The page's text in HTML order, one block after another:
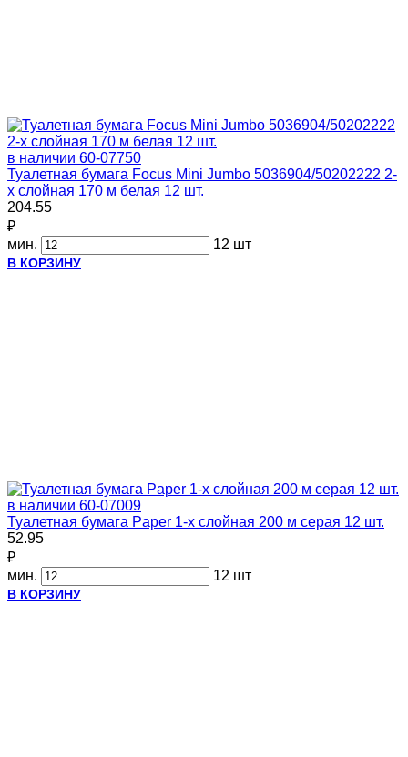
в наличии 60-07750
Туалетная бумага Focus Mini Jumbo 5036904/50202222 2-
х слойная 170 м белая 12 шт.
204.55
₽
мин.
12 шт
В КОРЗИНУ
в наличии 60-07009
Туалетная бумага Paper 1-х слойная 200 м серая 12 шт.
52.95
₽
мин.
12 шт
В КОРЗИНУ